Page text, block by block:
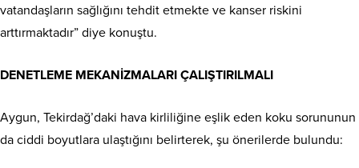
vatandaşların sağlığını tehdit etmekte ve kanser riskini
arttırmaktadır” diye konuştu.
DENETLEME MEKANİZMALARI ÇALIŞTIRILMALI
Aygun, Tekirdağ’daki hava kirliliğine eşlik eden koku sorununun
da ciddi boyutlara ulaştığını belirterek, şu önerilerde bulundu: